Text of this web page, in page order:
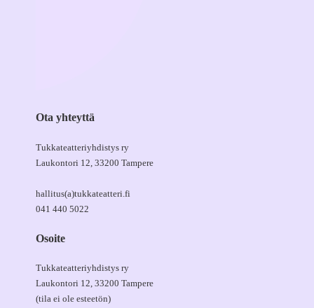
Ota yhteyttä
Tukkateatteriyhdistys ry
Laukontori 12, 33200 Tampere
hallitus(a)tukkateatteri.fi
041 440 5022
Osoite
Tukkateatteriyhdistys ry
Laukontori 12, 33200 Tampere
(tila ei ole esteetön)